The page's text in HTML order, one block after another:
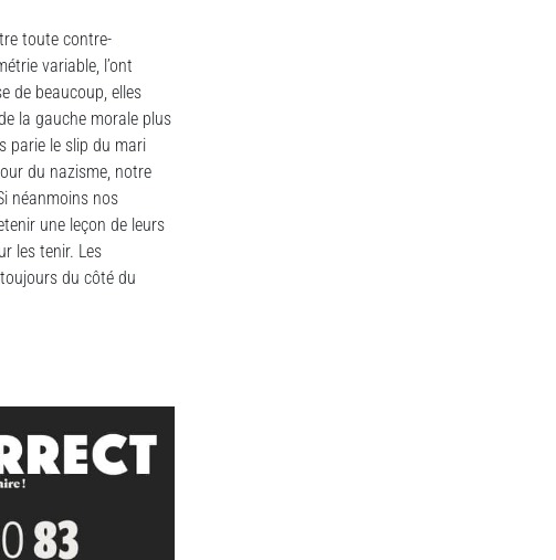
toute contre-
variable, l’ont
de beaucoup, elles
la gauche morale plus
parie le slip du mari
du nazisme, notre
néanmoins nos
une leçon de leurs
les tenir. Les
du côté du